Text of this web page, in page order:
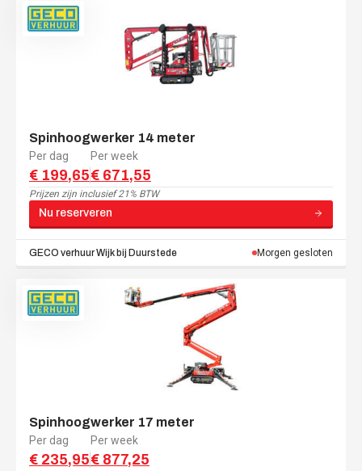
Spinhoogwerker 14 meter
Per dag
€ 199,65
Per week
€ 671,55
Prijzen zijn inclusief 21% BTW
Nu reserveren
GECO verhuurWijk bij Duurstede Morgen gesloten
Spinhoogwerker 17 meter
Per dag
€ 235,95
Per week
€ 877,25